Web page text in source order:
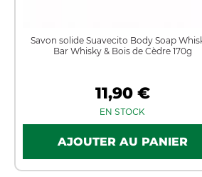
Savon solide Suavecito Body Soap
Bar Whisky & Bois de Cèdre 170g
11,90 €
EN STOCK